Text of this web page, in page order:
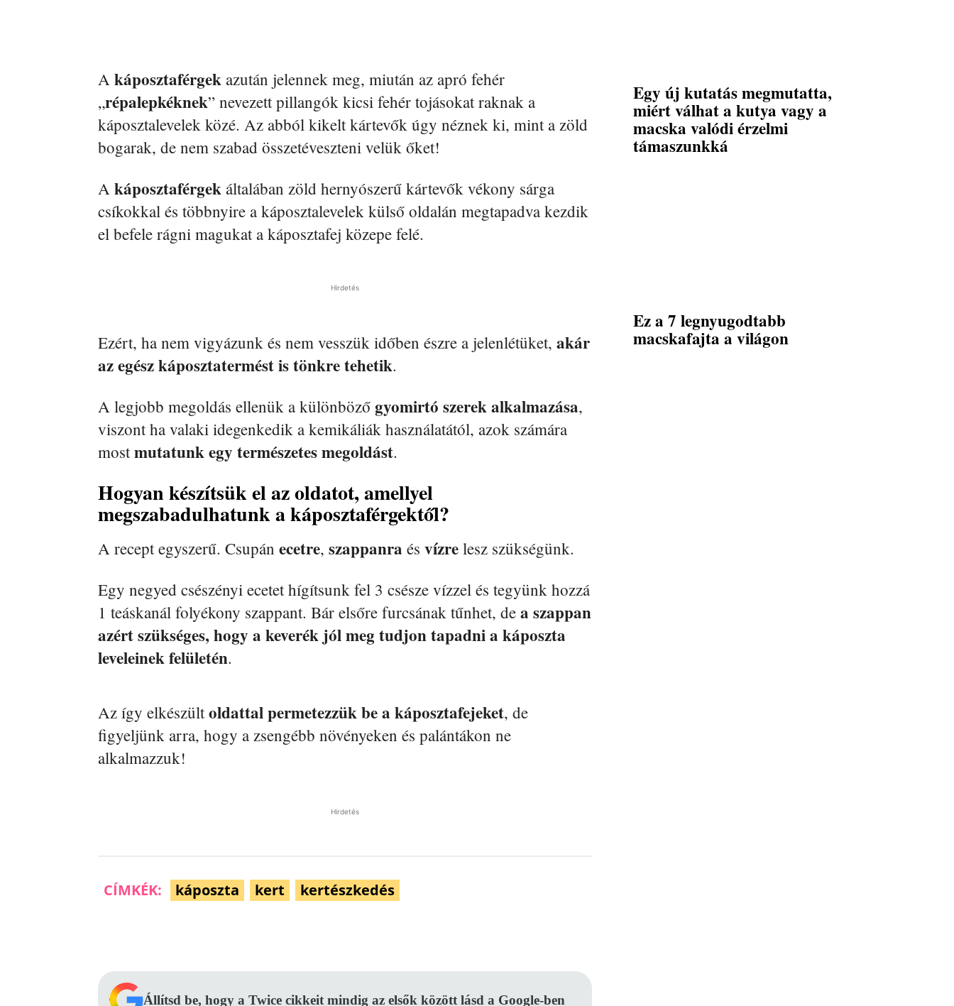
A káposztaférgek azután jelennek meg, miután az apró fehér
„répalepkéknek” nevezett pillangók kicsi fehér tojásokat raknak a
káposztalevelek közé. Az abból kikelt kártevők úgy néznek ki, mint a zöld
bogarak, de nem szabad összetéveszteni velük őket!
A káposztaférgek általában zöld hernyószerű kártevők vékony sárga
csíkokkal és többnyire a káposztalevelek külső oldalán megtapadva kezdik
el befele rágni magukat a káposztafej közepe felé.
Hirdetés
Ezért, ha nem vigyázunk és nem vesszük időben észre a jelenlétüket, akár
az egész káposztatermést is tönkre tehetik.
A legjobb megoldás ellenük a különböző gyomirtó szerek alkalmazása,
viszont ha valaki idegenkedik a kemikáliák használatától, azok számára
mostmutatunk egy természetes megoldást.
Hogyan készítsük el az oldatot, amellyel
megszabadulhatunk a káposztaférgektől?
A recept egyszerű. Csupán ecetre, szappanra és vízre lesz szükségünk.
Egy negyed csészényi ecetet hígítsunk fel 3 csésze vízzel és tegyünk hozzá
1 teáskanál folyékony szappant. Bár elsőre furcsának tűnhet, de a szappan
azért szükséges, hogy a keverék jól meg tudjon tapadni a káposzta
leveleinek felületén.
Az így elkészültoldattal permetezzük be a káposztafejeket, de
figyeljünk arra, hogy a zsengébb növényeken és palántákon ne
alkalmazzuk!
Hirdetés
CÍMKÉK: káposzta kert kertészkedés
Állítsd be, hogy a Twice cikkeit mindig az elsők között lásd a Google-ben
Egy új kutatás megmutatta,
miért válhat a kutya vagy a
macska valódi érzelmi
támaszunkká
Ez a 7 legnyugodtabb
macskafajta a világon